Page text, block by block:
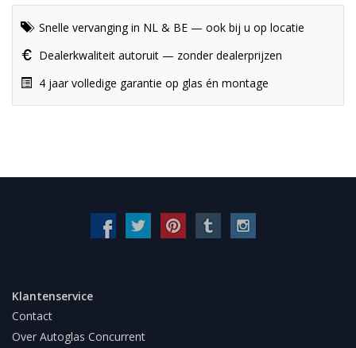
Snelle vervanging in NL & BE — ook bij u op locatie
Dealerkwaliteit autoruit — zonder dealerprijzen
4 jaar volledige garantie op glas én montage
Klantenservice
Contact
Over Autoglas Concurrent